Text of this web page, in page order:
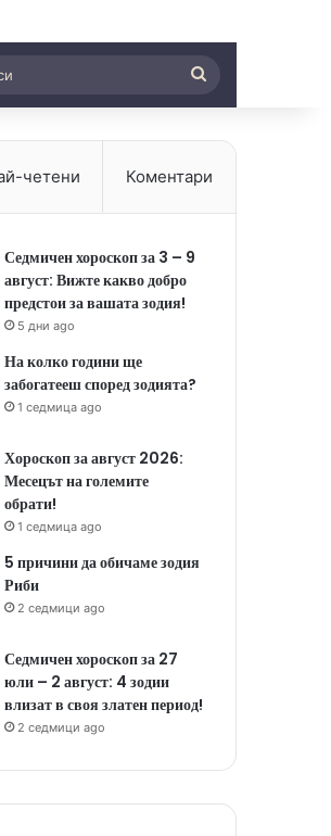
четени Коментари
Седмичен хороскоп за 3 – 9
август: Вижте какво добро
предстои за вашата зодия!
5 дни ago
На колко години ще
забогатееш според зодията?
1 седмица ago
Хороскоп за август 2026:
Месецът на големите
обрати!
1 седмица ago
5 причини да обичаме зодия
Риби
2 седмици ago
Седмичен хороскоп за 27
юли – 2 август: 4 зодии
влизат в своя златен период!
2 седмици ago